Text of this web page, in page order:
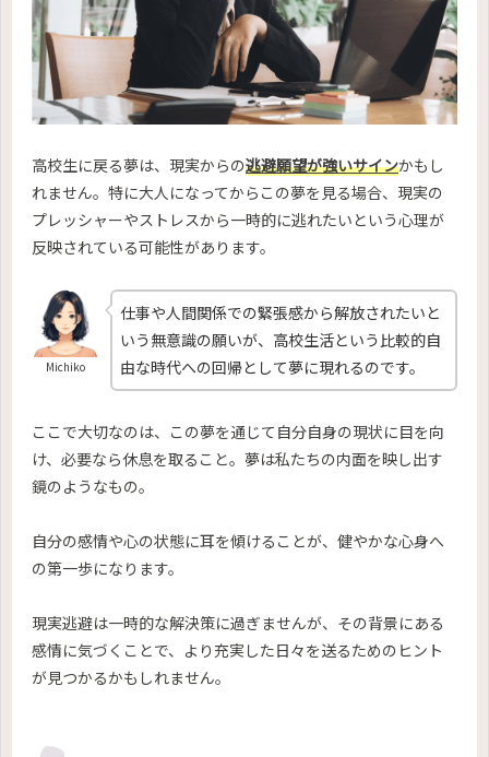
高校生に戻る夢は、現実からの逃避願望が強いサインかもし
れません。特に大人になってからこの夢を見る場合、現実の
プレッシャーやストレスから一時的に逃れたいという心理が
反映されている可能性があります。
Michiko
仕事や人間関係での緊張感から解放されたいと
いう無意識の願いが、高校生活という比較的自
由な時代への回帰として夢に現れるのです。
ここで大切なのは、この夢を通じて自分自身の現状に目を向
け、必要なら休息を取ること。夢は私たちの内面を映し出す
鏡のようなもの。
自分の感情や心の状態に耳を傾けることが、健やかな心身へ
の第一歩になります。
現実逃避は一時的な解決策に過ぎませんが、その背景にある
感情に気づくことで、より充実した日々を送るためのヒント
が見つかるかもしれません。